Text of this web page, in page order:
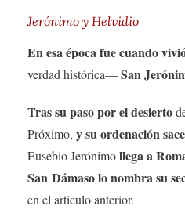
Jerónimo y Helvidio
En esa época fue cuando
verdad histórica—San
Tras su paso por el desierto
Próximo, y su ordenación
Eusebio Jerónimollega a
San Dámaso lo nombra su
en el artículo anterior.